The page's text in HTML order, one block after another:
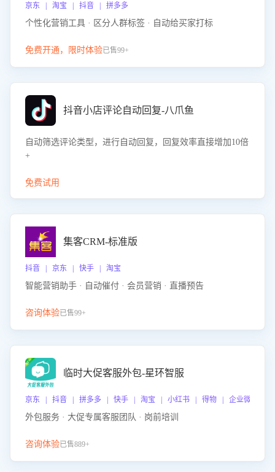
京东 | 淘宝 | 抖音 | 拼多多
个性化营销工具 · 区分人群标签 · 自动给买家打标
免费开通，限时体验已售99+
抖音小店评论自动回复-八爪鱼
自动筛选评论类型，进行自动回复，回复效率直接增加10倍
+
免费试用
集客CRM-标准版
抖音 | 京东 | 快手 | 淘宝
智能营销助手 · 自动催付 · 会员营销 · 直播预告
咨询体验已售99+
临时大促客服外包-星环智服
京东 | 抖音 | 拼多多 | 快手 | 淘宝 | 小红书 | 得物 | 企业微信
外包服务 · 大促专属客服团队 · 岗前培训
咨询体验已售889+